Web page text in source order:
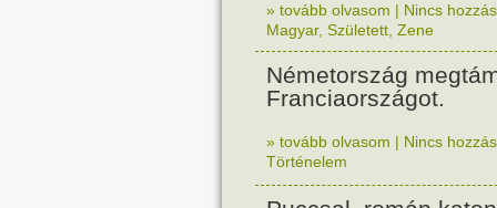
» tovább olvasom | Nincs
Magyar, Született Zene
Németország
Franciaországot.
» tovább olvasom | Nincs
Történelem